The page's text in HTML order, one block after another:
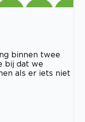
binnen twee
bij dat we
als er iets niet